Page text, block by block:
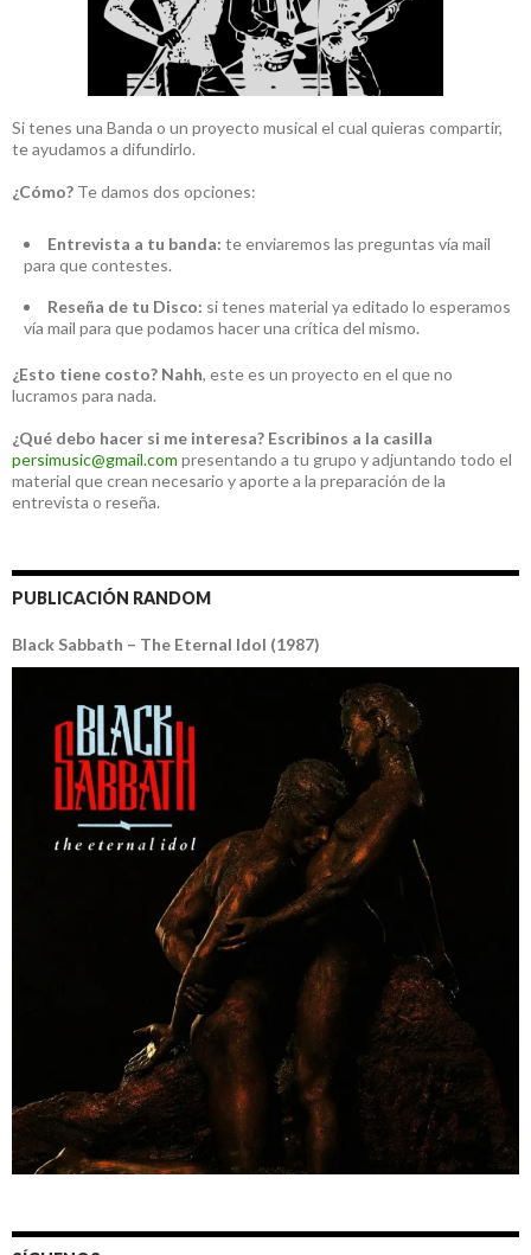
Si tenes una Banda o un proyecto musical el cual quieras compartir,
te ayudamos a difundirlo.
¿Cómo? Te damos dos opciones:
Entrevista a tu banda: te enviaremos las preguntas vía mail
para que contestes.
Reseña de tu Disco: si tenes material ya editado lo esperamos
vía mail para que podamos hacer una crítica del mismo.
¿Esto tiene costo? Nahh, este es un proyecto en el que no
lucramos para nada.
¿Qué debo hacer si me interesa? Escribinos a la casilla
persimusic@gmail.com presentando a tu grupo y adjuntando todo el
material que crean necesario y aporte a la preparación de la
entrevista o reseña.
PUBLICACIÓN RANDOM
Black Sabbath – The Eternal Idol (1987)